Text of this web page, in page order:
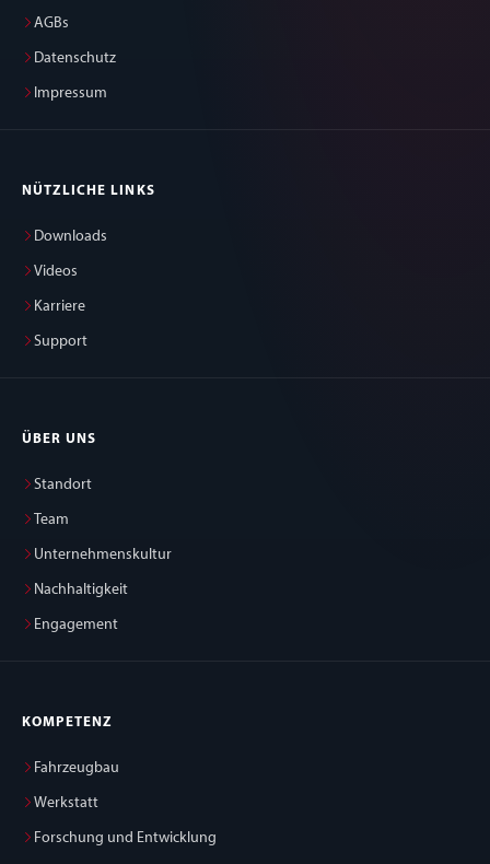
AGBs
Datenschutz
Impressum
NÜTZLICHE LINKS
Downloads
Videos
Karriere
Support
ÜBER UNS
Standort
Team
Unternehmenskultur
Nachhaltigkeit
Engagement
KOMPETENZ
Fahrzeugbau
Werkstatt
Forschung und Entwicklung